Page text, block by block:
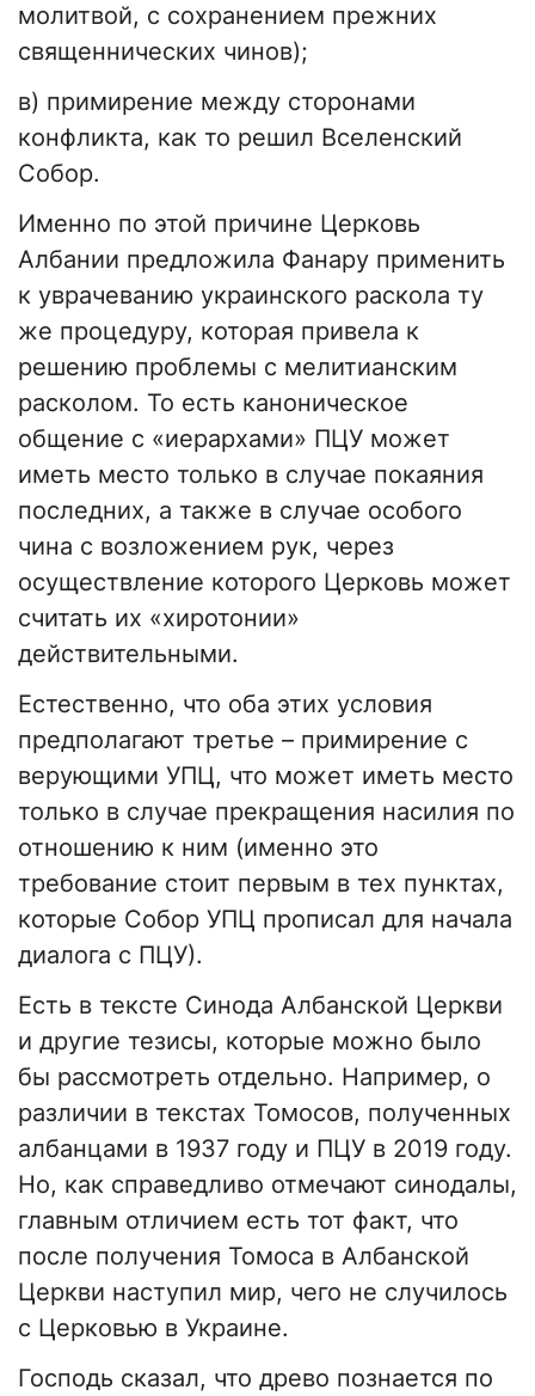
молитвой, с сохранением прежних
священнических чинов);
в) примирение между сторонами
конфликта, как то решил Вселенский
Собор.
Именно по этой причине Церковь
Албании предложила Фанару применить
к уврачеванию украинского раскола ту
же процедуру, которая привела к
решению проблемы с мелитианским
расколом. То есть каноническое
общение с «иерархами» ПЦУ может
иметь место только в случае покаяния
последних, а также в случае особого
чина с возложением рук, через
осуществление которого Церковь может
считать их «хиротонии»
действительными.
Естественно, что оба этих условия
предполагают третье – примирение с
верующими УПЦ, что может иметь место
только в случае прекращения насилия по
отношению к ним (именно это
требование стоит первым в тех пунктах,
которые Собор УПЦ прописал для начала
диалога с ПЦУ).
Есть в тексте Синода Албанской Церкви
и другие тезисы, которые можно было
бы рассмотреть отдельно. Например, о
различии в текстах Томосов, полученных
албанцами в 1937 году и ПЦУ в 2019 году.
Но, как справедливо отмечают синодалы,
главным отличием есть тот факт, что
после получения Томоса в Албанской
Церкви наступил мир, чего не случилось
с Церковью в Украине.
Господь сказал, что древо познается по